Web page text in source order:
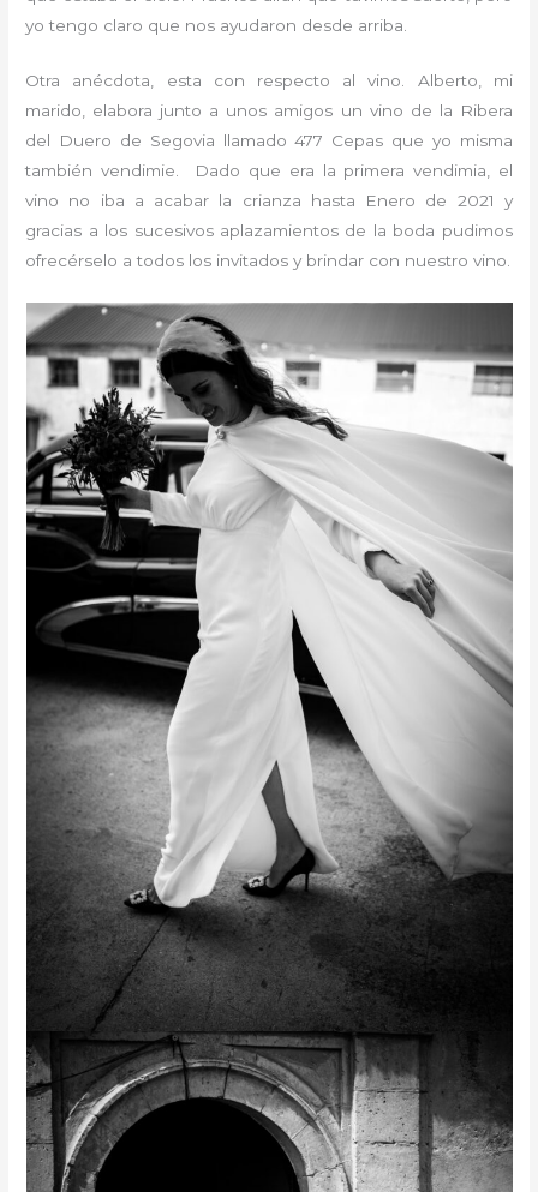
yo tengo claro que nos ayudaron desde arriba.
Otra anécdota, esta con respecto al vino. Alberto, mi
marido, elabora junto a unos amigos un vino de la Ribera
del Duero de Segovia llamado 477 Cepas que yo misma
también vendimie. Dado que era la primera vendimia, el
vino no iba a acabar la crianza hasta Enero de 2021 y
gracias a los sucesivos aplazamientos de la boda pudimos
ofrecérselo a todos los invitados y brindar con nuestro vino.